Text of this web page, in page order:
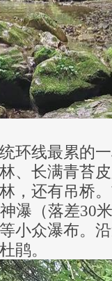
环线最累的
、长满青苔
，还有吊桥
瀑（落差30
小众瀑布。
鹃。